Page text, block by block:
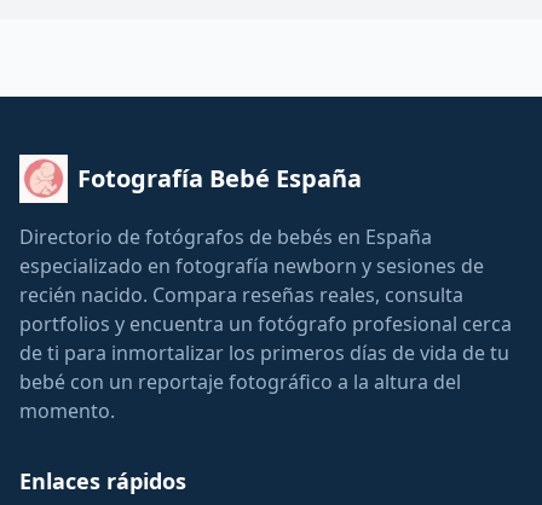
Fotografía Bebé España
Directorio de fotógrafos de bebés en España
especializado en fotografía newborn y sesiones de
recién nacido. Compara reseñas reales, consulta
portfolios y encuentra un fotógrafo profesional cerca
de ti para inmortalizar los primeros días de vida de tu
bebé con un reportaje fotográfico a la altura del
momento.
Enlaces rápidos